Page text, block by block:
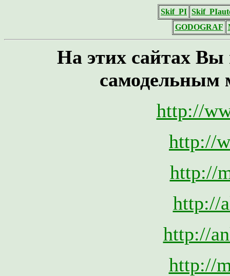
Skif_PI
GODOGRAF
На этих сайтах
самодельным
http://
http://
http://
http://
http://
http://